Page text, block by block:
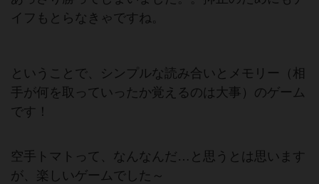
イフもとらなきゃですね。
ということで、シンプルな読み合いとメモリー（相
手が何を取っていったか覚えるのは大事）のゲーム
です！
空手トマトって、なんなんだ…と思うとは思います
が、楽しいゲームでした～